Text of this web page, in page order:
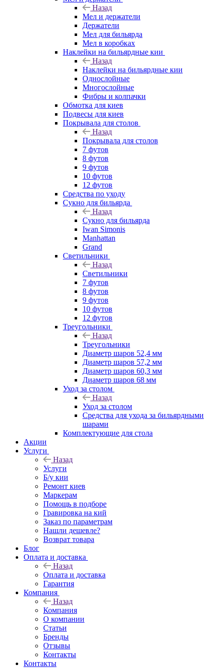
Назад
Мел и держатели
Держатели
Мел для бильярда
Мел в коробках
Наклейки на бильярдные кии
Назад
Наклейки на бильярдные кии
Однослойные
Многослойные
Фибры и колпачки
Обмотка для киев
Подвесы для киев
Покрывала для столов
Назад
Покрывала для столов
7 футов
8 футов
9 футов
10 футов
12 футов
Средства по уходу
Сукно для бильярда
Назад
Сукно для бильярда
Iwan Simonis
Manhattan
Grand
Светильники
Назад
Светильники
7 футов
8 футов
9 футов
10 футов
12 футов
Треугольники
Назад
Треугольники
Диаметр шаров 52,4 мм
Диаметр шаров 57,2 мм
Диаметр шаров 60,3 мм
Диаметр шаров 68 мм
Уход за столом
Назад
Уход за столом
Средства для ухода за бильярдными
шарами
Комплектующие для стола
Акции
Услуги
Назад
Услуги
Б/у кии
Ремонт киев
Маркерам
Помощь в подборе
Гравировка на кий
Заказ по параметрам
Нашли дешевле?
Возврат товара
Блог
Оплата и доставка
Назад
Оплата и доставка
Гарантия
Компания
Назад
Компания
О компании
Статьи
Бренды
Отзывы
Контакты
Контакты